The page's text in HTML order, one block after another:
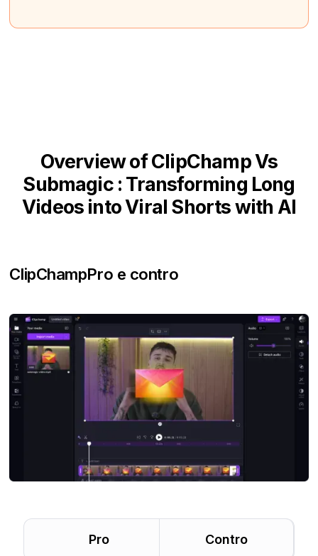
Overview of ClipChamp Vs
Submagic : Transforming Long
Videos into Viral Shorts with AI
ClipChampPro e contro
Pro Contro